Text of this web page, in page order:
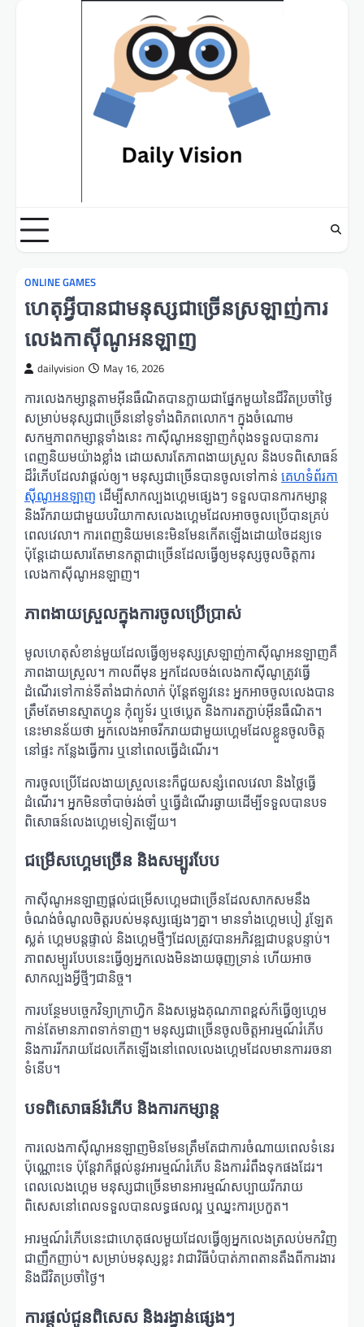
ONLINE GAMES
ហេតុអ្វីបានជាមនុស្សជាច្រើនស្រឡាញ់ការ
លេងកាស៊ីណូអនឡាញ
dailyvision May 16, 2026
ការលេងកម្សាន្តតាមអ៊ីនធឺណិតបានក្លាយជាផ្នែកមួយនៃជីវិតប្រចាំថ្ងៃ
សម្រាប់មនុស្សជាច្រើននៅទូទាំងពិភពលោក។ ក្នុងចំណោម
សកម្មភាពកម្សាន្តទាំងនេះ កាស៊ីណូអនឡាញកំពុងទទួលបានការ
ពេញនិយមយ៉ាងខ្លាំង ដោយសារតែភាពងាយស្រួល និងបទពិសោធន៍
ដ៏រំភើបដែលវាផ្តល់ឲ្យ។ មនុស្សជាច្រើនបានចូលទៅកាន់ គេហទំព័រកា
ស៊ីណូអនឡាញ ដើម្បីសាកល្បងហ្គេមផ្សេងៗ ទទួលបានការកម្សាន្ត
និងរីករាយជាមួយបរិយាកាសលេងហ្គេមដែលអាចចូលប្រើបានគ្រប់
ពេលវេលា។ ការពេញនិយមនេះមិនមែនកើតឡើងដោយចៃដន្យទេ
ប៉ុន្តែដោយសារតែមានកត្តាជាច្រើនដែលធ្វើឲ្យមនុស្សចូលចិត្តការ
លេងកាស៊ីណូអនឡាញ។
ភាពងាយស្រួលក្នុងការចូលប្រើប្រាស់
មូលហេតុសំខាន់មួយដែលធ្វើឲ្យមនុស្សស្រឡាញ់កាស៊ីណូអនឡាញគឺ
ភាពងាយស្រួល។ កាលពីមុន អ្នកដែលចង់លេងកាស៊ីណូត្រូវធ្វើ
ដំណើរទៅកាន់ទីតាំងជាក់លាក់ ប៉ុន្តែឥឡូវនេះ អ្នកអាចចូលលេងបាន
ត្រឹមតែមានស្មាតហ្វូន កុំព្យូទ័រ ឬថេប្លេត និងការតភ្ជាប់អ៊ីនធឺណិត។
នេះមានន័យថា អ្នកលេងអាចរីករាយជាមួយហ្គេមដែលខ្លួនចូលចិត្ត
នៅផ្ទះ កន្លែងធ្វើការ ឬនៅពេលធ្វើដំណើរ។
ការចូលប្រើដែលងាយស្រួលនេះក៏ជួយសន្សំពេលវេលា និងថ្លៃធ្វើ
ដំណើរ។ អ្នកមិនចាំបាច់រង់ចាំ ឬធ្វើដំណើរឆ្ងាយដើម្បីទទួលបានបទ
ពិសោធន៍លេងហ្គេមទៀតឡើយ។
ជម្រើសហ្គេមច្រើន និងសម្បូរបែប
កាស៊ីណូអនឡាញផ្តល់ជម្រើសហ្គេមជាច្រើនដែលសាកសមនឹង
ចំណង់ចំណូលចិត្តរបស់មនុស្សផ្សេងៗគ្នា។ មានទាំងហ្គេមបៀ រូឡែត
ស្លត់ ហ្គេមបន្តផ្ទាល់ និងហ្គេមថ្មីៗដែលត្រូវបានអភិវឌ្ឍជាបន្តបន្ទាប់។
ភាពសម្បូរបែបនេះធ្វើឲ្យអ្នកលេងមិនងាយធុញទ្រាន់ ហើយអាច
សាកល្បងអ្វីថ្មីៗជានិច្ច។
ការបន្ថែមបច្ចេកវិទ្យាក្រាហ្វិក និងសម្លេងគុណភាពខ្ពស់ក៏ធ្វើឲ្យហ្គេម
កាន់តែមានភាពទាក់ទាញ។ មនុស្សជាច្រើនចូលចិត្តអារម្មណ៍រំភើប
និងការរីករាយដែលកើតឡើងនៅពេលលេងហ្គេមដែលមានការរចនា
ទំនើប។
បទពិសោធន៍រំភើប និងការកម្សាន្ត
ការលេងកាស៊ីណូអនឡាញមិនមែនត្រឹមតែជាការចំណាយពេលទំនេរ
ប៉ុណ្ណោះទេ ប៉ុន្តែវាក៏ផ្តល់នូវអារម្មណ៍រំភើប និងការរំពឹងទុកផងដែរ។
ពេលលេងហ្គេម មនុស្សជាច្រើនមានអារម្មណ៍សប្បាយរីករាយ
ពិសេសនៅពេលទទួលបានលទ្ធផលល្អ ឬឈ្នះការប្រកួត។
អារម្មណ៍រំភើបនេះជាហេតុផលមួយដែលធ្វើឲ្យអ្នកលេងត្រលប់មកវិញ
ជាញឹកញាប់។ សម្រាប់មនុស្សខ្លះ វាជាវិធីបំបាត់ភាពតានតឹងពីការងារ
និងជីវិតប្រចាំថ្ងៃ។
ការផ្តល់ជូនពិសេស និងរង្វាន់ផ្សេងៗ